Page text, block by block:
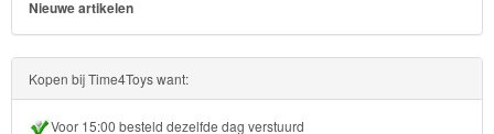
Ben
10
Fairies
Nieuwe artikelen
Kopen bij Time4Toys want:
Voor 15:00 besteld dezelfde dag verstuurd